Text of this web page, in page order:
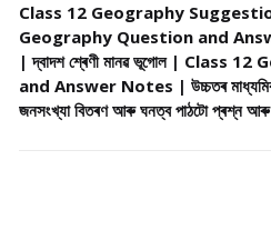
Class 12 Geography
Geography Question and
| দ্বাদশ শ্ৰেণী মানৱ ভূগোল | Class
and Answer Notes | উচ্চতৰ মাধ্যমিক
জনসংখ্যা বিতৰণ আৰু ঘনত্ব পাঠটো প্ৰশ্ন